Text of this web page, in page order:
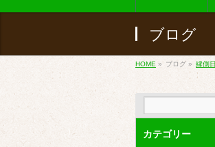
ブログ
HOME » ブログ » 縁側
カテゴリー